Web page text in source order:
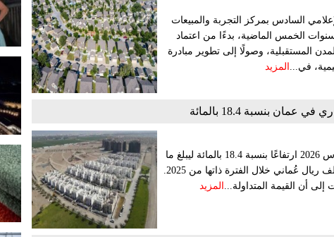
السادس بمركز التجربة والمبيعات
الخمس الماضية، بدءًا من اعتماد
المستقبلية، وصولًا إلى تطوير مبادرة
في... المزيد
عمان بنسبة 18.4 بالمائة
شهد إجمالي قيمة التداول العقاري في سلطنة عُمان بنهاية شهر مارس 2026 ارتفاعًا بنسبة 18.4 بالمائة ليبلغ ما
قيمته 678 مليونًا و100 ألف ريال عُماني، مقارنة بـ 572 مليونًا و700 ألف ريال عُماني خلال الفترة ذاتها من 2025.
أن القيمة المتداولة... المزيد